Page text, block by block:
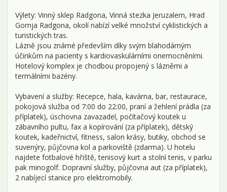
Výlety: Vinný sklep Radgona, Vinná stezka Jeruzalem, Hrad
Gornja Radgona, okolí nabízí velké množství cyklistických a
turistických tras.
Lázně jsou známé především díky svým blahodárným
účinkům na pacienty s kardiovaskulárními onemocněními.
Hotelový komplex je chodbou propojený s lázněmi a
termálními bazény.
Vybavení a služby: Recepce, hala, kavárna, bar, restaurace,
pokojová služba od 7:00 do 22:00, praní a žehlení prádla (za
příplatek), úschovna zavazadel, počítačový koutek u
zábavního pultu, fax a kopírování (za příplatek), dětský
koutek, kadeřnictví, fitness, salon krásy, butiky, obchod se
suvenýry, půjčovna kol a parkoviště (zdarma). U hotelu
najdete fotbalové hřiště, tenisový kurt a stolní tenis, v parku
pak minogolf. Dopravní služby, půjčovna aut (za příplatek),
2 nabíjecí stanice pro elektromobily.